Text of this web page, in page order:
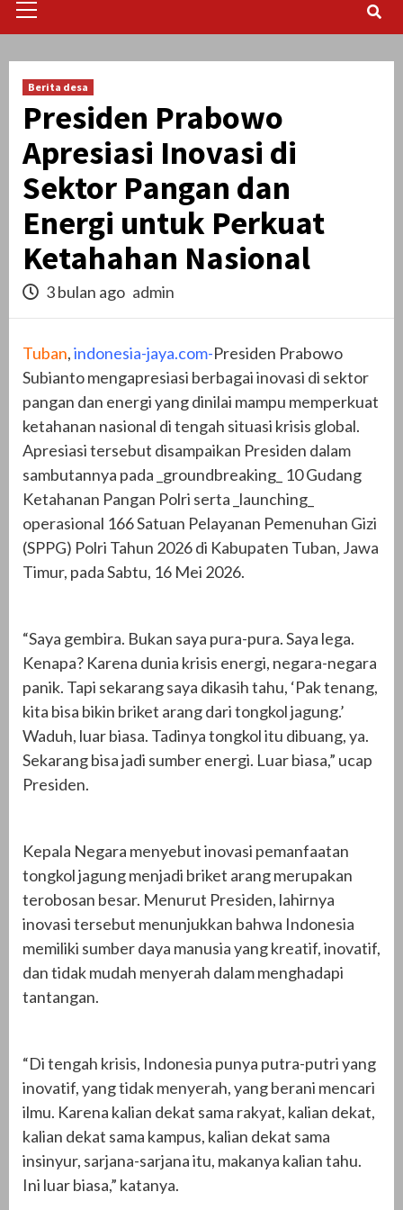
Menu
Berita desa
Presiden Prabowo
Apresiasi Inovasi di
Sektor Pangan dan
Energi untuk Perkuat
Ketahahan Nasional
3 bulan ago admin
Tuban,indonesia-jaya.com-Presiden Prabowo
Subianto mengapresiasi berbagai inovasi di sektor
pangan dan energi yang dinilai mampu memperkuat
ketahanan nasional di tengah situasi krisis global.
Apresiasi tersebut disampaikan Presiden dalam
sambutannya pada _groundbreaking_ 10 Gudang
Ketahanan Pangan Polri serta _launching_
operasional 166 Satuan Pelayanan Pemenuhan Gizi
(SPPG) Polri Tahun 2026 di Kabupaten Tuban, Jawa
Timur, pada Sabtu, 16 Mei 2026.
“Saya gembira. Bukan saya pura-pura. Saya lega.
Kenapa? Karena dunia krisis energi, negara-negara
panik. Tapi sekarang saya dikasih tahu, ‘Pak tenang,
kita bisa bikin briket arang dari tongkol jagung.’
Waduh, luar biasa. Tadinya tongkol itu dibuang, ya.
Sekarang bisa jadi sumber energi. Luar biasa,” ucap
Presiden.
Kepala Negara menyebut inovasi pemanfaatan
tongkol jagung menjadi briket arang merupakan
terobosan besar. Menurut Presiden, lahirnya
inovasi tersebut menunjukkan bahwa Indonesia
memiliki sumber daya manusia yang kreatif, inovatif,
dan tidak mudah menyerah dalam menghadapi
tantangan.
“Di tengah krisis, Indonesia punya putra-putri yang
inovatif, yang tidak menyerah, yang berani mencari
ilmu. Karena kalian dekat sama rakyat, kalian dekat,
kalian dekat sama kampus, kalian dekat sama
insinyur, sarjana-sarjana itu, makanya kalian tahu.
Ini luar biasa,” katanya.